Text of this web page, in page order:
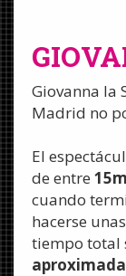
Giovanna la
Madrid no
El
de entre
cuando
hacerse
tiempo total